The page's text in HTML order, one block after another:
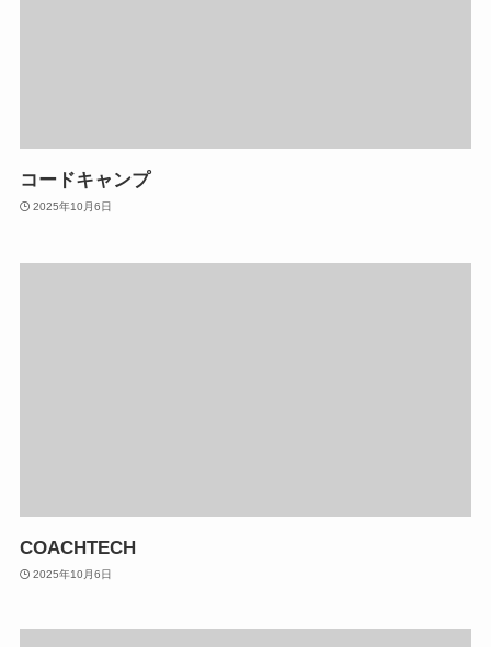
コードキャンプ
2025年10月6日
COACHTECH
2025年10月6日